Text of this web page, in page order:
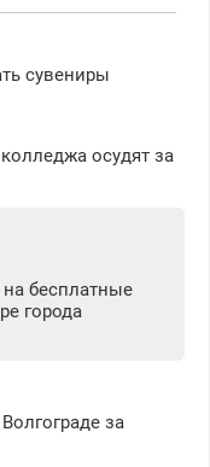
сувениры
осудят за
на бесплатные
города
за